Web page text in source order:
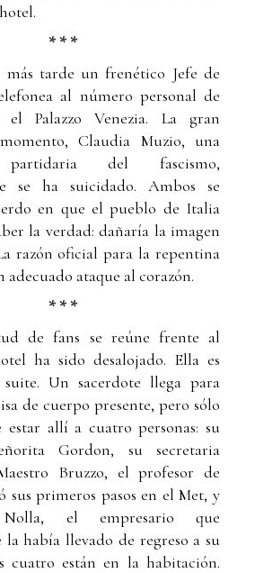
* * *
más tarde un frenético Jefe de
al número personal de
el Palazzo Venezia. La gran
Claudia Muzio, una
partidaria del fascismo,
se ha suicidado. Ambos se
en que el pueblo de Italia
la verdad: dañaría la imagen
razón oficial para la repentina
adecuado ataque al corazón.
* * *
de fans se reúne frente al
ha sido desalojado. Ella es
Un sacerdote llega para
de cuerpo presente, pero sólo
estar allí a cuatro personas: su
Gordon, su secretaria
Bruzzo, el profesor de
sus primeros pasos en el Met, y
el empresario que
la había llevado de regreso a su
cuatro están en la habitación.